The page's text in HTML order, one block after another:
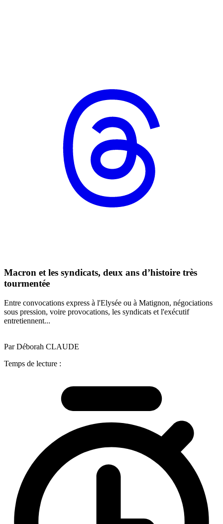
Macron et les syndicats, deux ans d’histoire très
tourmentée
Entre convocations express à l'Elysée ou à Matignon, négociations
sous pression, voire provocations, les syndicats et l'exécutif
entretiennent...
Par Déborah CLAUDE
Temps de lecture :